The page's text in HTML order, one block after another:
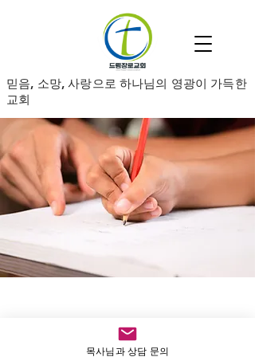
​믿음, 소망, 사랑으로 하나님의 영광이 가득한
교회
목사님과 상담 문의